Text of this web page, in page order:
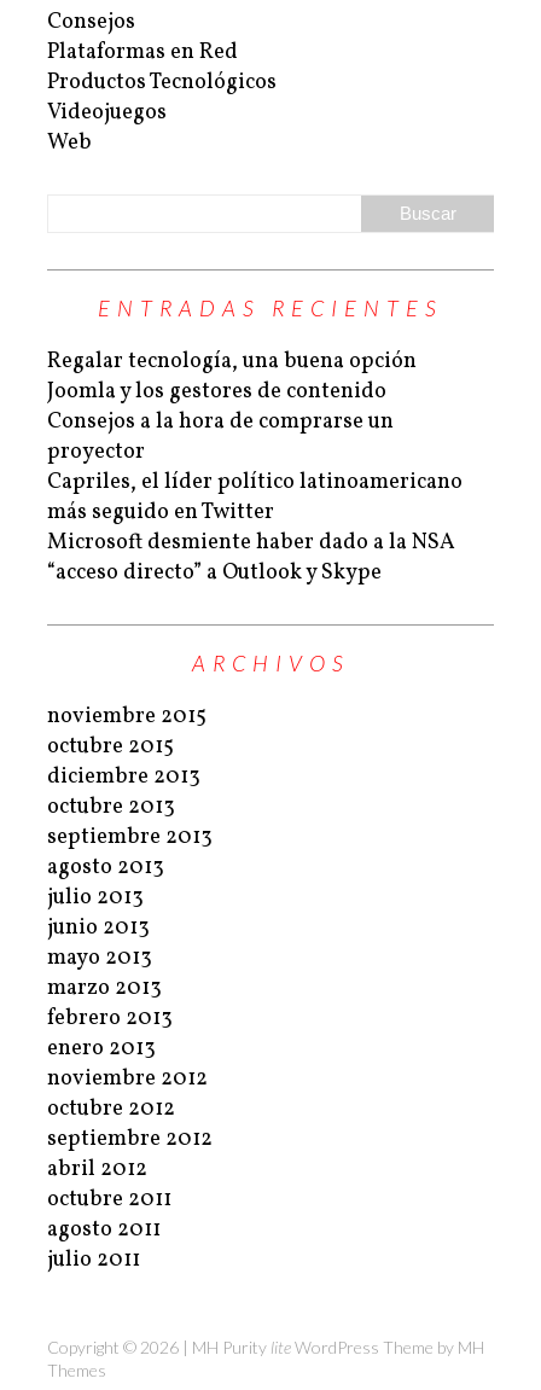
Consejos
Plataformas en Red
Productos Tecnológicos
Videojuegos
Web
ENTRADAS RECIENTES
Regalar tecnología, una buena opción
Joomla y los gestores de contenido
Consejos a la hora de comprarse un
proyector
Capriles, el líder político latinoamericano
más seguido en Twitter
Microsoft desmiente haber dado a la NSA
“acceso directo” a Outlook y Skype
ARCHIVOS
noviembre 2015
octubre 2015
diciembre 2013
octubre 2013
septiembre 2013
agosto 2013
julio 2013
junio 2013
mayo 2013
marzo 2013
febrero 2013
enero 2013
noviembre 2012
octubre 2012
septiembre 2012
abril 2012
octubre 2011
agosto 2011
julio 2011
Copyright © 2026 | MH Purity liteWordPress Theme by MH
Themes